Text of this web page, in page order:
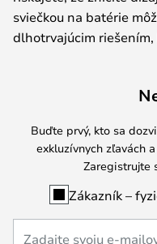
sviečkou na batérie
dlhotrvajúcim
Buďte prvý, kto sa
exkluzívnych zľavách
Zaregistrujte
Zákazník –